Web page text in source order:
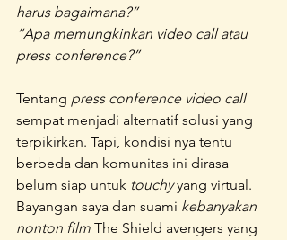
harus bagaimana?”
“Apa memungkinkan video call atau
press conference?”
Tentang press conference video call
sempat menjadi alternatif solusi yang
terpikirkan. Tapi, kondisi nya tentu
berbeda dan komunitas ini dirasa
belum siap untuk touchy yang virtual.
Bayangan saya dan suami kebanyakan
nonton film The Shield avengers yang